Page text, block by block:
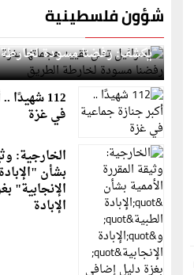
شؤون فلسطينية
إسرائيل تعلن تقييد هجماتها
يكشف: رفضنا مسودة لخارطة
112
في غزة
الخارجية:
بشأن
الإنجابية"
الإبادة